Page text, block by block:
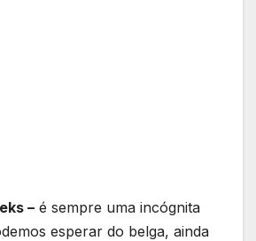
– é sempre uma incógnita
esperar do belga, ainda